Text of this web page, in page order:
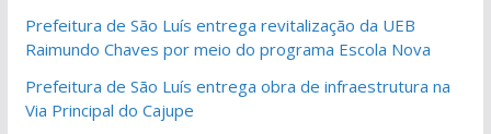
Prefeitura de São Luís entrega revitalização da UEB
Raimundo Chaves por meio do programa Escola Nova
Prefeitura de São Luís entrega obra de infraestrutura na
Via Principal do Cajupe